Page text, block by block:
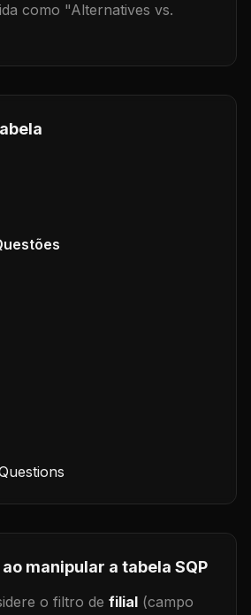
como "Alternatives vs.
manipular a tabela SQP
o filtro de filial (campo